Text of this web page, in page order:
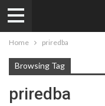
Home priredba
Browsing Tag
priredba